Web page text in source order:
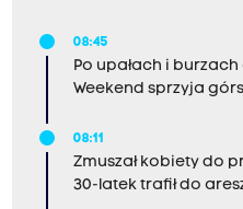
08:45
Po upałach i
Weekend sprzyja
08:11
Zmuszał kobiety do
30-latek trafił do